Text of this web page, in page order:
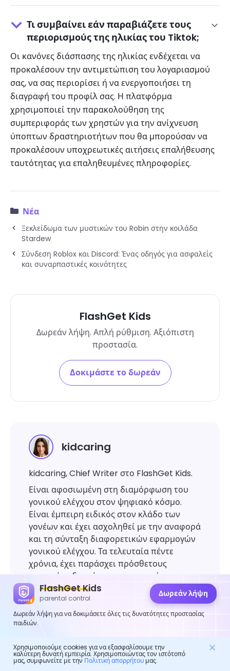
Τι συμβαίνει εάν παραβιάζετε τους
περιορισμούς της ηλικίας του Tiktok;
Οι κανόνες διάσπασης της ηλικίας ενδέχεται να
προκαλέσουν την αντιμετώπιση του λογαριασμού
σας, να σας περιορίσει ή να ενεργοποιήσει τη
διαγραφή του προφίλ σας. Η πλατφόρμα
χρησιμοποιεί την παρακολούθηση της
συμπεριφοράς των χρηστών για την ανίχνευση
ύποπτων δραστηριοτήτων που θα μπορούσαν να
προκαλέσουν υποχρεωτικές αιτήσεις επαλήθευσης
ταυτότητας για επαληθευμένες πληροφορίες.
Νέα
Ξεκλείδωμα των μυστικών του Robin στην κοιλάδα
Stardew
Σύνδεση Roblox και Discord: Ένας οδηγός για ασφαλείς
και συναρπαστικές κοινότητες
FlashGet Kids
Δωρεάν λήψη. Απλή ρύθμιση. Αξιόπιστη
προστασία.
Δοκιμάστε το δωρεάν
kidcaring
kidcaring, Chief Writer στο FlashGet Kids.
Είναι αφοσιωμένη στη διαμόρφωση του
γονικού ελέγχου στον ψηφιακό κόσμο.
Είναι έμπειρη ειδικός στον κλάδο των
γονέων και έχει ασχοληθεί με την αναφορά
και τη σύνταξη διαφορετικών εφαρμογών
γονικού ελέγχου. Τα τελευταία πέντε
χρόνια, έχει παράσχει πρόσθετους
γονικούς οδηγούς για την οικογένεια και
έχει συμβάλει στην αλλαγή των μεθόδων
ανατροφής.
FlashGet Kids
parental control
Δωρεάν λήψη
Δωρεάν λήψη για να δοκιμάσετε όλες τις δυνατότητες προστασίας
παιδιών.
Χρησιμοποιούμε cookies για να εξασφαλίσουμε την
καλύτερη δυνατή εμπειρία. Χρησιμοποιώντας τον ιστότοπό
μας, συμφωνείτε με την Πολιτική απορρήτουμας.